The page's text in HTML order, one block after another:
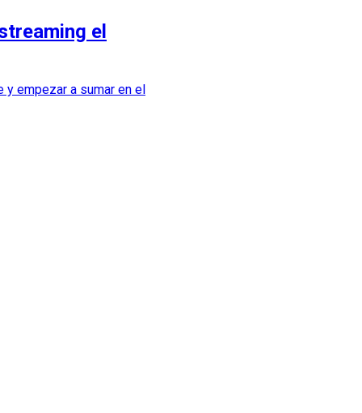
el
empezar a sumar en el